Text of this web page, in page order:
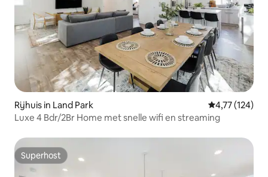
Rijhuis in Land Park Gemiddelde
4,77 (124)
Luxe 4 Bdr/2Br Home met snelle wifi en streaming
Superhost
Superhost